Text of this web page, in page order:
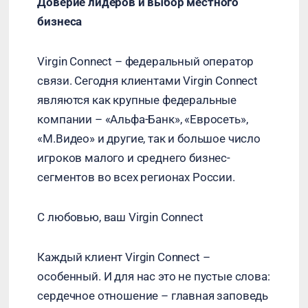
Доверие лидеров и выбор местного
бизнеса
Virgin Connect – федеральный оператор
связи. Сегодня клиентами Virgin Connect
являются как крупные федеральные
компании – «Альфа-Банк», «Евросеть»,
«М.Видео» и другие, так и большое число
игроков малого и среднего бизнес-
сегментов во всех регионах России.
С любовью, ваш Virgin Connect
Каждый клиент Virgin Connect –
особенный. И для нас это не пустые слова:
сердечное отношение – главная заповедь